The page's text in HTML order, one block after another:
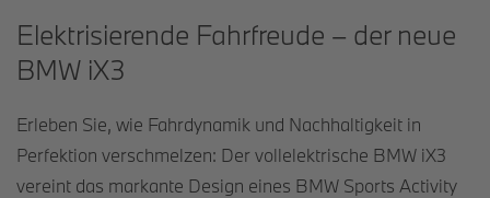
Elektrisierende Fahrfreude – der neue
BMW iX3
Erleben Sie, wie Fahrdynamik und Nachhaltigkeit in
Perfektion verschmelzen: Der vollelektrische BMW iX3
vereint das markante Design eines BMW Sports Activity